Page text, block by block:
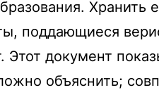
Хранить
поддающиеся
Этот документ
объяснить;